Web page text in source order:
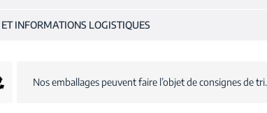
INFORMATIONS LOGISTIQUES
Nos emballages peuvent faire l’objet de consignes de tri.